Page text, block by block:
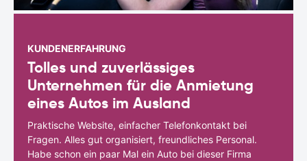
KUNDENERFAHRUNG
Tolles und zuverlässiges
Unternehmen für die Anmietung
eines Autos im Ausland
Praktische Website, einfacher Telefonkontakt bei
Fragen. Alles gut organisiert, freundliches Personal.
Habe schon ein paar Mal ein Auto bei dieser Firma